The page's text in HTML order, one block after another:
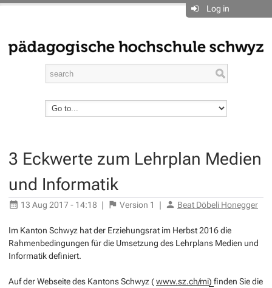
Log in
3 Eckwerte zum Lehrplan Medien
und Informatik
13 Aug 2017 - 14:18 | Version 1 | Beat Döbeli Honegger
Im Kanton Schwyz hat der Erziehungsrat im Herbst 2016 die
Rahmenbedingungen für die Umsetzung des Lehrplans Medien und
Informatik definiert.
Auf der Webseite des Kantons Schwyz (www.sz.ch/mi) finden Sie die